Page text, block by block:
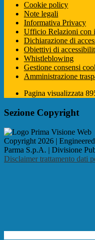
Cookie policy
Note legali
Informativa Privacy
Ufficio Relazioni con
Dichiarazione di
Obiettivi di
Whistleblowing
Gestione consensi
Amministrazione
Pagina visualizzata
Sezione Copyright
Copyright 2026 |
Parma S.p.A. | Divisione
Disclaimer trattamento dati